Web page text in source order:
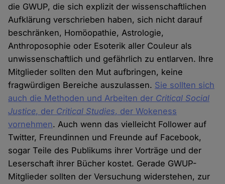
die GWUP, die sich explizit der wissenschaftlichen
Aufklärung verschrieben haben, sich nicht darauf
beschränken, Homöopathie, Astrologie,
Anthroposophie oder Esoterik aller Couleur als
unwissenschaftlich und gefährlich zu entlarven. Ihre
Mitglieder sollten den Mut aufbringen, keine
fragwürdigen Bereiche auszulassen. Sie sollten sich
auch die Methoden und Arbeiten der Critical Social
Justice, der Critical Studies, der Wokeness
vornehmen. Auch wenn das vielleicht Follower auf
Twitter, Freundinnen und Freunde auf Facebook,
sogar Teile des Publikums ihrer Vorträge und der
Leserschaft ihrer Bücher kostet. Gerade GWUP-
Mitglieder sollten der Versuchung widerstehen, zur